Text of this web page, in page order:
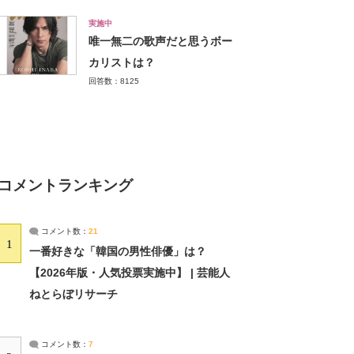
実施中
唯一無二の歌声だと思うボー
カリストは？
回答数：8125
メントランキング
1
コメント数： 21
一番好きな「韓国の男性俳優」は？
【2026年版・人気投票実施中】 | 芸能人
ねとらぼリサーチ
コメント数： 7